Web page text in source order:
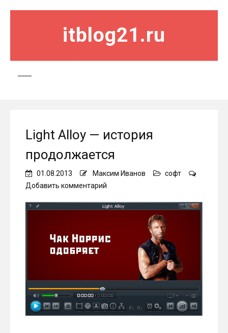
itblog21.ru
Light Alloy — история
продолжается
01.08.2013 Максим Иванов
софт
Добавить комментарий
Alloy
продолжается